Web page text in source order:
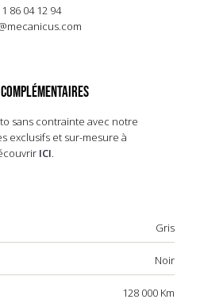
Gris
Noir
128 000 Km
l'emploi.
86 04 12 94
sans contrainte avec notre
exclusifs et sur-mesure à
ICI.